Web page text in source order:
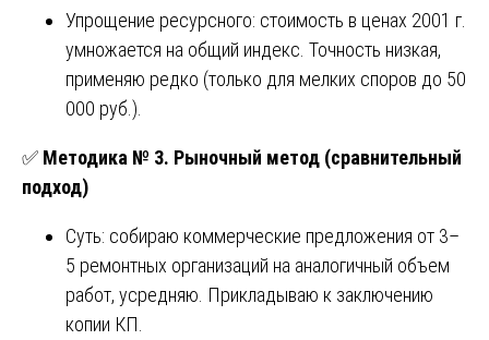
Упрощение ресурсного: стоимость в ценах 2001 г.
умножается на общий индекс. Точность низкая,
применяю редко (только для мелких споров до 50
000 руб.).
✅ Методика № 3. Рыночный метод (сравнительный
подход)
Суть: собираю коммерческие предложения от 3–
5 ремонтных организаций на аналогичный объем
работ, усредняю. Прикладываю к заключению
копии КП.